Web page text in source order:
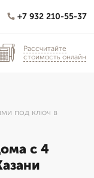
+7 932 210-55-37
Рассчитайте
стоимость онлайн
под ключ в
с 4